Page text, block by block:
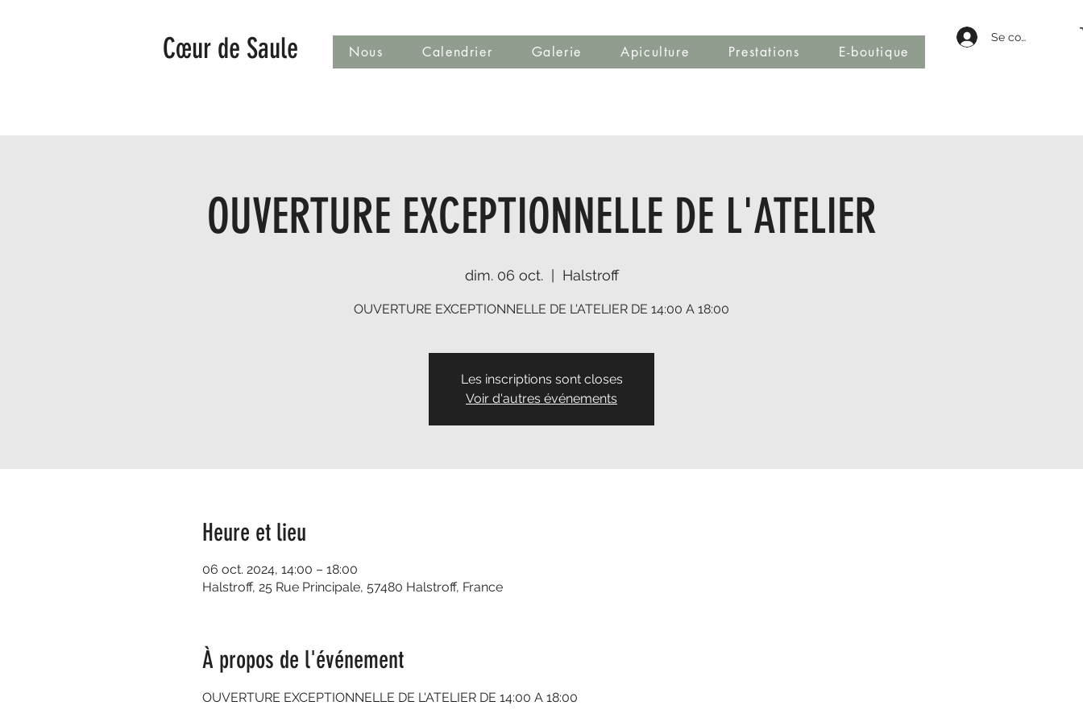
Se connecter
Cœur de Saule Nous Calendrier Galerie Apiculture Prestations E-boutique
OUVERTURE EXCEPTIONNELLE DE L'ATELIER
dim. 06 oct.
  |
Halstroff
OUVERTURE EXCEPTIONNELLE DE L'ATELIER DE 14:00 A 18:00
Les inscriptions sont closes
Voir d'autres événements
Heure et lieu
06 oct. 2024, 14:00 – 18:00
Halstroff, 25 Rue Principale, 57480 Halstroff, France
À propos de l'événement
OUVERTURE EXCEPTIONNELLE DE L'ATELIER DE 14:00 A 18:00